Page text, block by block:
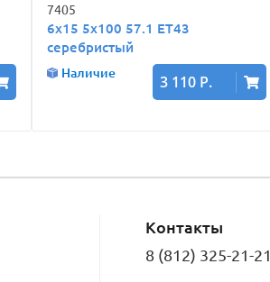
7405
6x15 5x100 57.1 ET43
серебристый
Наличие 3 110 Р.
Контакты
8 (812) 325-21-21